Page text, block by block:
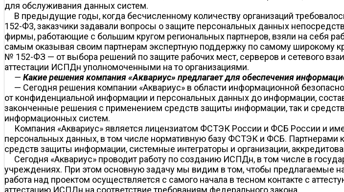
для обслуживания данных систем.
В предыдущие годы, когда бесчисленному количеству организаций
152-Ф3, заказчики задавали вопросы о защите персональных данных
фирмы, работающие с большим кругом региональных партнеров, взяли на себя
самым оказывая своим партнерам экспертную поддержку по самому широкому
№ 152-ФЗ — от выбора решений по защите рабочих мест, серверов и сетевого
аттестации ИСПДн уполномоченными на то организациями.
— Какие решения компания «Аквариус» предлагает для обеспечения
— Сегодня решения компании «Аквариус» в области информационной
от конфиденциальной информации и персональных данных до информации,
законченные решения с применением средств защиты информации, так и
информационных систем.
Компания «Аквариус» является лицензиатом ФСТЭК России и ФСБ России и
персональных данных, в том числе нормативную базу ФСТЭК и ФСБ. Партнерами
средств защиты информации, системные интеграторы и организации,
Сегодня «Аквариус» проводит работу по созданию ИСПДн, в том числе в
учреждениях. При этом основную задачу мы видим в том, чтобы предлагаемые
работа над проектом осуществляется с самого начала в тесном контакте с
аттестацию ИСПДн на соответствие требованиям федерального закона.